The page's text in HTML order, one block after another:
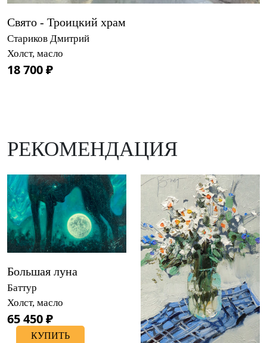
Свято - Троицкий храм
Стариков Дмитрий
Холст, масло
18 700 ₽
РЕКОМЕНДАЦИЯ
Большая луна
Баттур
Холст, масло
65 450 ₽
КУПИТЬ